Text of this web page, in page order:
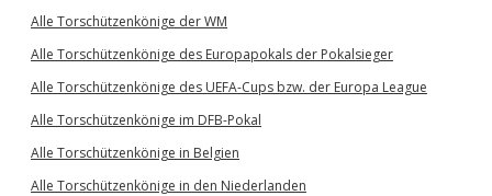
Alle Torschützenkönige der WM
Alle Torschützenkönige des Europapokals der Pokalsieger
Alle Torschützenkönige des UEFA-Cups bzw. der Europa League
Alle Torschützenkönige im DFB-Pokal
Alle Torschützenkönige in Belgien
Alle Torschützenkönige in den Niederlanden